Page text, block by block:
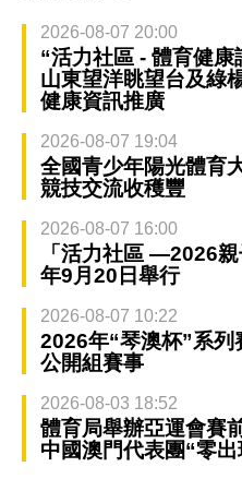
2026-08-07 20:00
“活力社區 - 體育健
山東望洋眺望台及綠
健康資訊推廣
2026-08-07 19:04
全國青少年陽光體育
競技交流收穫豐
2026-08-07 16:00
「活力社區 —2026
年9月20日舉行
2026-08-07 10:22
2026年“琴澳杯”系
公開組賽事
2026-08-03 18:52
體育局舉辦亞運會賽
中國澳門代表團“零